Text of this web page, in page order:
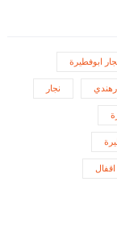
ابوفطيرة
رهندي نجار
اقفال